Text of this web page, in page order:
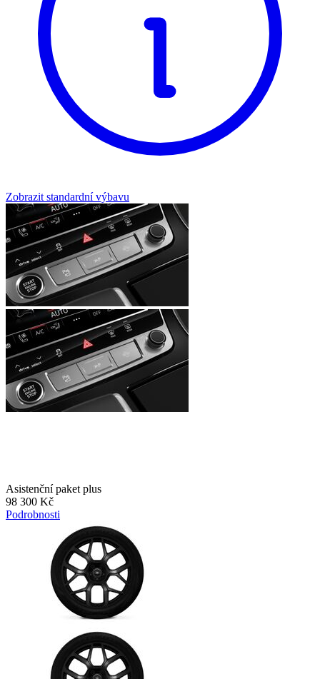
Zobrazit standardní výbavu
Asistenční paket plus
98 300 Kč
Podrobnosti